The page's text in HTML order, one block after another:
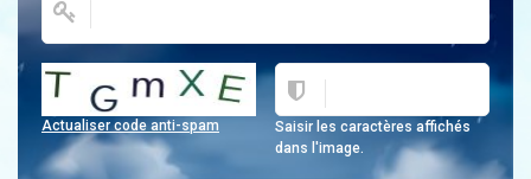
Saisir les caractères affichés
dans l'image.
Actualiser code anti-spam